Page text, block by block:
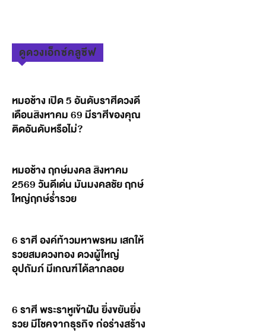
ดูดวงเอ็กซ์คลูซีฟ
หมอช้าง เปิด 5 อันดับราศีดวงดี
เดือนสิงหาคม 69 มีราศีของคุณ
ติดอันดับหรือไม่?
หมอช้าง ฤกษ์มงคล สิงหาคม
2569 วันดีเด่น มันมงคลชัย ฤกษ์
ใหญ่ฤกษ์ร่ำรวย
6 ราศี องค์ท้าวมหาพรหม เสกให้
รวยสมดวงทอง ดวงผู้ใหญ่
อุปถัมภ์ มีเกณฑ์ได้ลาภลอย
6 ราศี พระราหูเข้าฝัน ยิ่งขยันยิ่ง
รวย มีโชคจากธุรกิจ ก่อร่างสร้าง